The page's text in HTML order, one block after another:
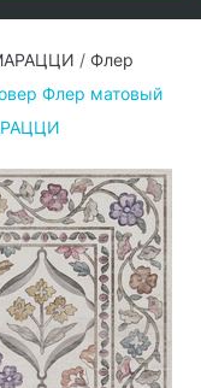
/ Флер
Флер матовый